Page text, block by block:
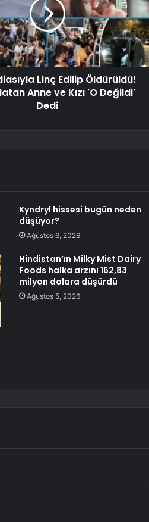
Linç Edilip Öldürüldü!
Anne ve Kızı 'O Değildi'
Dedi
Kyndryl hissesi bugün neden
düşüyor?
Ağustos 6, 2026
Hindistan’ın Milky Mist Dairy
Foods halka arzını 162,83
milyon dolara düşürdü
Ağustos 5, 2026